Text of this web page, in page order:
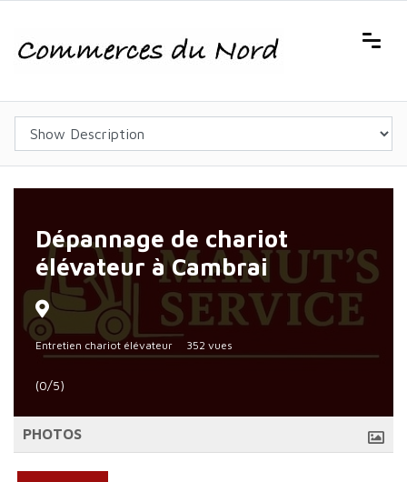
Dépannage de chariot
élévateur à Cambrai
Entretien chariot élévateur 352 vues
(0/5)
PHOTOS